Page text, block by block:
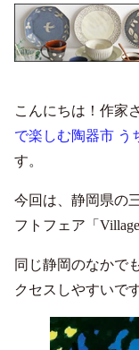
こんにちは！作家
で楽しむ陶器市 う
す。
今回は、静岡県の
フトフェア「
同じ静岡のなかで
クセスしやすいです